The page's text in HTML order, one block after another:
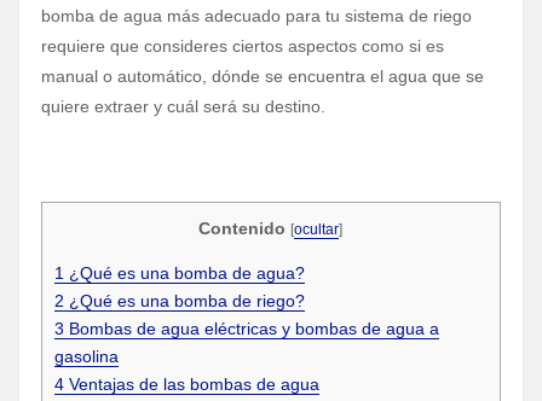
bomba de agua más adecuado para tu sistema de riego
requiere que consideres ciertos aspectos como si es
manual o automático, dónde se encuentra el agua que se
quiere extraer y cuál será su destino.
Contenido [ocultar]
1 ¿Qué es una bomba de agua?
2 ¿Qué es una bomba de riego?
3 Bombas de agua eléctricas y bombas de agua a
gasolina
4Ventajas de las bombas de agua